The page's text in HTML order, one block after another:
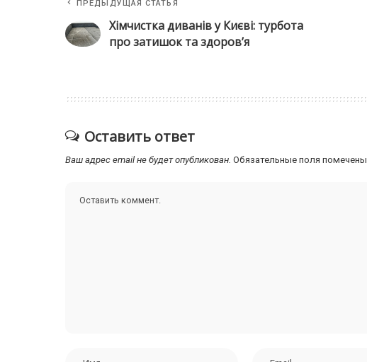
ПРЕДЫДУЩАЯ СТАТЬЯ
Хімчистка диванів у Києві: турбота
про затишок та здоров’я
Оставить ответ
Ваш адрес email не будет опубликован. Обязательные поля помечены